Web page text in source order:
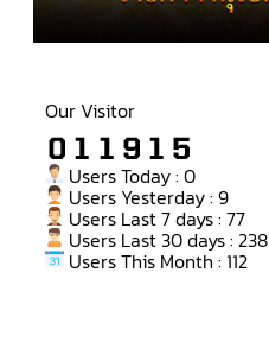
Our Visitor
Users Today : 0
Users Yesterday : 9
Users Last 7 days : 77
Users Last 30 days : 238
Users This Month : 112